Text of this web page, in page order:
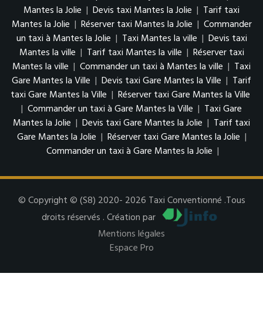
Mantes la Jolie | Devis taxi Mantes la Jolie | Tarif taxi
Mantes la Jolie | Réserver taxi Mantes la Jolie | Commander
un taxi à Mantes la Jolie | Taxi Mantes la ville | Devis taxi
Mantes la ville | Tarif taxi Mantes la ville | Réserver taxi
Mantes la ville | Commander un taxi à Mantes la ville | Taxi
Gare Mantes la Ville | Devis taxi Gare Mantes la Ville | Tarif
taxi Gare Mantes la Ville | Réserver taxi Gare Mantes la Ville
| Commander un taxi à Gare Mantes la Ville | Taxi Gare
Mantes la Jolie | Devis taxi Gare Mantes la Jolie | Tarif taxi
Gare Mantes la Jolie | Réserver taxi Gare Mantes la Jolie |
Commander un taxi à Gare Mantes la Jolie |
© Copyright © (S8) 2020- 2026 Taxi Conventionné .Tous
droits réservés . Création par
Mentions légales
Espace Pro